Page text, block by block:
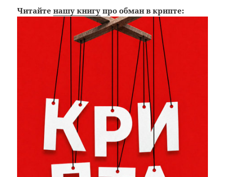
Читайтенашу книгу про обман в крипте: